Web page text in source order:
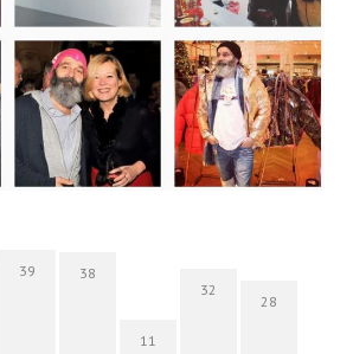
39 38
11
32
28